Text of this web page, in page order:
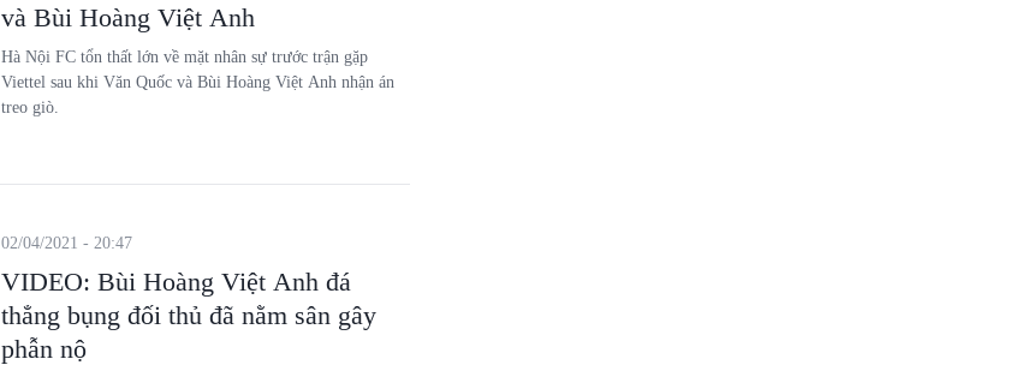
và Bùi Hoàng Việt Anh
Hà Nội FC tổn thất lớn về mặt nhân sự trước trận gặp
Viettel sau khi Văn Quốc và Bùi Hoàng Việt Anh nhận án
treo giò.
VIDEO: Bùi Hoàng Việt Anh đá
thẳng bụng đối thủ đã nằm sân gây
phẫn nộ
02/04/2021 - 20:47